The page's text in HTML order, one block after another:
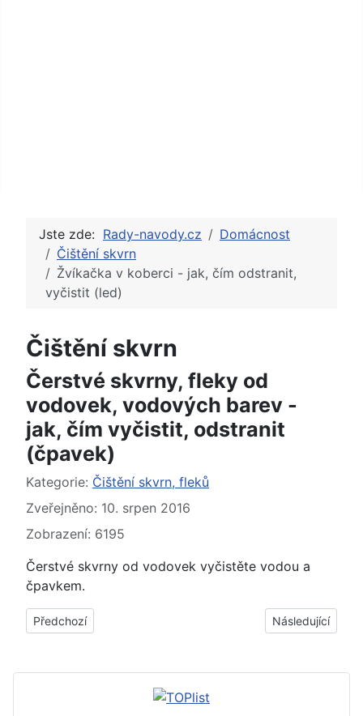
Jste zde: Rady-navody.cz
Domácnost
Čištění skvrn
Žvíkačka v koberci - jak, čím odstranit,
vyčistit (led)
Čištění skvrn
Čerstvé skvrny, fleky od
vodovek, vodových barev -
jak, čím vyčistit, odstranit
(čpavek)
Základní údaje
Kategorie: Čištění skvrn, fleků
Zveřejněno: 10. srpen 2016
Zobrazení: 6195
Čerstvé skvrny od vodovek vyčistěte vodou a
čpavkem.
Předchozí článek: Staré skvrny, fleky od vodovek,
Předchozí Další článek:
Následující